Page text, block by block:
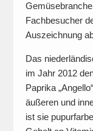
Fachbesucher
Auszeichnung
Das
im Jahr 2012
Paprika
äußeren und
ist sie